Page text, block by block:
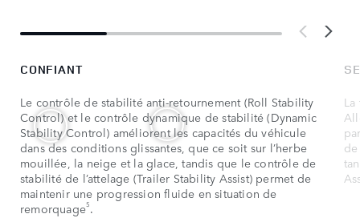
CONFIANT
Le contrôle de stabilité anti-retournement (Roll Stability
Control) et le contrôle dynamique de stabilité (Dynamic
Stability Control) améliorent les capacités du véhicule
dans des conditions glissantes, que ce soit sur l’herbe
mouillée, la neige et la glace, tandis que le contrôle de
stabilité de l’attelage (Trailer Stability Assist) permet de
maintenir une progression fluide en situation de
remorquage5.